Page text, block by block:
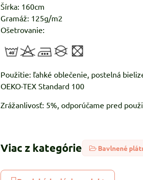
Šírka: 160cm
Gramáž: 125g/m2
Ošetrovanie:
Použitie: ľahké
OEKO-TEX Standard 100
Zrážanlivosť: 5%, odporúčame pred
Viac z kategórie Bavlnené